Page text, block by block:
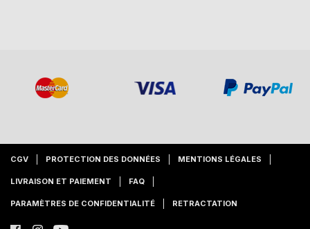
CGV PROTECTION DES DONNÉES MENTIONS LÉGALES
LIVRAISON ET PAIEMENT FAQ
PARAMÈTRES DE CONFIDENTIALITÉ RETRACTATION